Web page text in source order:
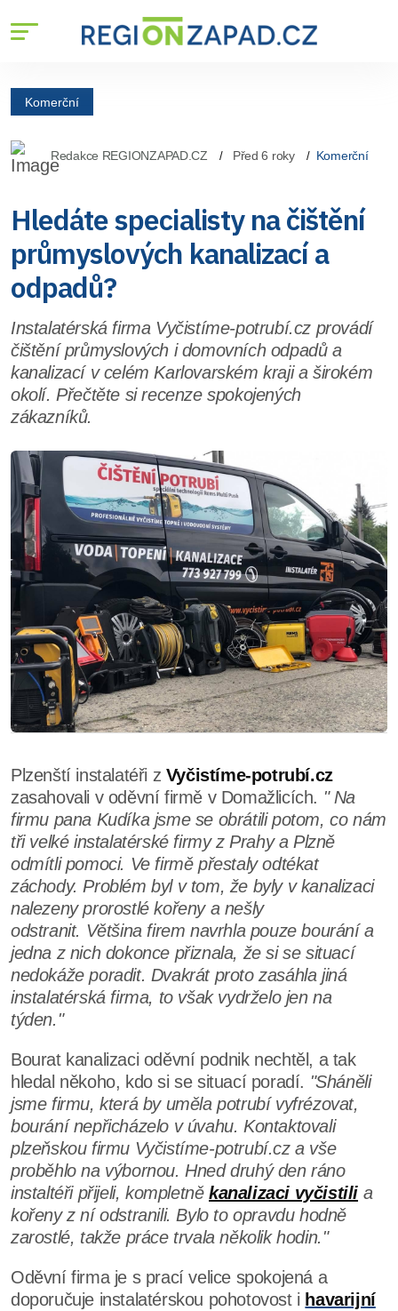
Komerční
Redakce REGIONZAPAD.CZ Před 6 roky Komerční
Hledáte specialisty na čištění
průmyslových kanalizací a
odpadů?
Instalatérská firma Vyčistíme-potrubí.cz provádí
čištění průmyslových i domovních odpadů a
kanalizací v celém Karlovarském kraji a širokém
okolí. Přečtěte si recenze spokojených
zákazníků.
Plzenští instalatéři z Vyčistíme-potrubí.cz
zasahovali v oděvní firmě v Domažlicích. " Na
firmu pana Kudíka jsme se obrátili potom, co nám
tři velké instalatérské firmy z Prahy a Plzně
odmítli pomoci. Ve firmě přestaly odtékat
záchody. Problém byl v tom, že byly v kanalizaci
nalezeny prorostlé kořeny a nešly
odstranit. Většina firem navrhla pouze bourání a
jedna z nich dokonce přiznala, že si se situací
nedokáže poradit. Dvakrát proto zasáhla jiná
instalatérská firma, to však vydrželo jen na
týden."
Bourat kanalizaci oděvní podnik nechtěl, a tak
hledal někoho, kdo si se situací poradí. "Sháněli
jsme firmu, která by uměla potrubí vyfrézovat,
bourání nepřicházelo v úvahu. Kontaktovali
plzeňskou firmu Vyčistíme-potrubí.cz a vše
proběhlo na výbornou. Hned druhý den ráno
instaltéři přijeli, kompletněkanalizaci vyčistili a
kořeny z ní odstranili. Bylo to opravdu hodně
zarostlé, takže práce trvala několik hodin."
Oděvní firma je s prací velice spokojená a
doporučuje instalatérskou pohotovost i havarijní